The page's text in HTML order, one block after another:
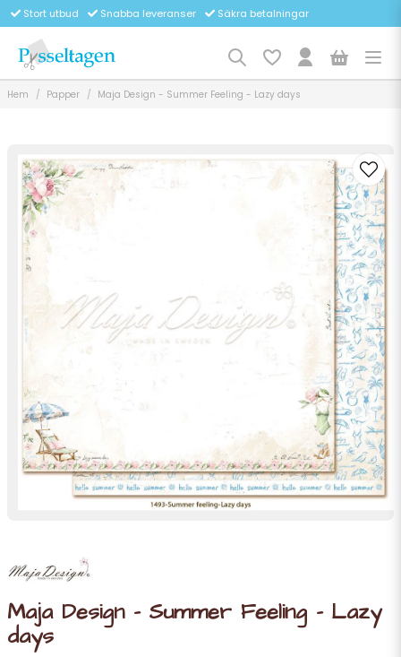
Stort utbud Snabba leveranser Säkra betalningar
Hem Papper Maja Design - Summer Feeling - Lazy days
Maja Design - Summer Feeling - Lazy
days